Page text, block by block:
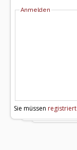
Anmelden
Sie müssen registriert